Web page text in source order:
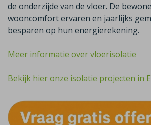
de onderzijde van de vloer. De
wooncomfort ervaren en jaarlijks
besparen op hun energierekening.
Meer informatie over vloerisolatie
Bekijk hier onze isolatie projecten in